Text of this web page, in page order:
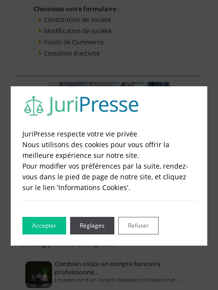
Choisissez votre formulaire :
Constitution de société
Modification de société
Fonds de Commerce
Cessation d'activité
Combien coûte un compte bancaire
professionne…
L’ouverture d’un compte bancaire professionnel …
JuriPresse respecte votre vie privée
Nous utilisons des cookies pour vous offrir la
meilleure expérience sur notre site.
Pour modifier vos préférences par la suite, rendez-
vous dans le pied de page de notre site, et cliquez
sur le lien 'Informations Cookies'.
Accepter Refuser
Réglages